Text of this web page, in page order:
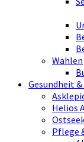
Wahlen
Gesundheit
Helios
Pflege